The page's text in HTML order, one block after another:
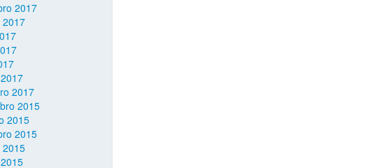
2017
2017
2017
2015
2015
2015
2015